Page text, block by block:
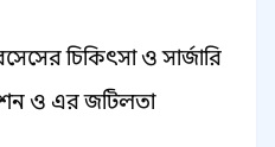
চিকিৎসা ও সার্জারি
ও এর জটিলতা